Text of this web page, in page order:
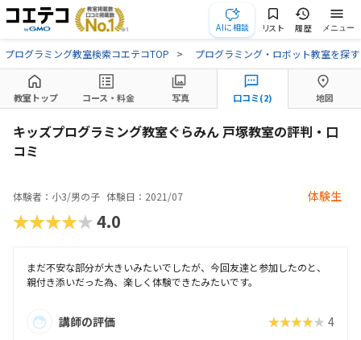
AIに相談 リスト 履歴 メニュー
プログラミング教室検索コエテコTOP プログラミング・ロボット教室を探す
教室トップ コース・料金 写真 口コミ(2) 地図
キッズプログラミング教室ぐらみん 戸塚教室の評判・口
コミ
体験者：小3/男の子 体験日：2021/07 体験生
★★★★★4.0
まだ不安な部分が大きいみたいでしたが、今回友達と参加したのと、
親付き添いだった為、楽しく体験できたみたいです。
講師の評価 ★★★★★ 4